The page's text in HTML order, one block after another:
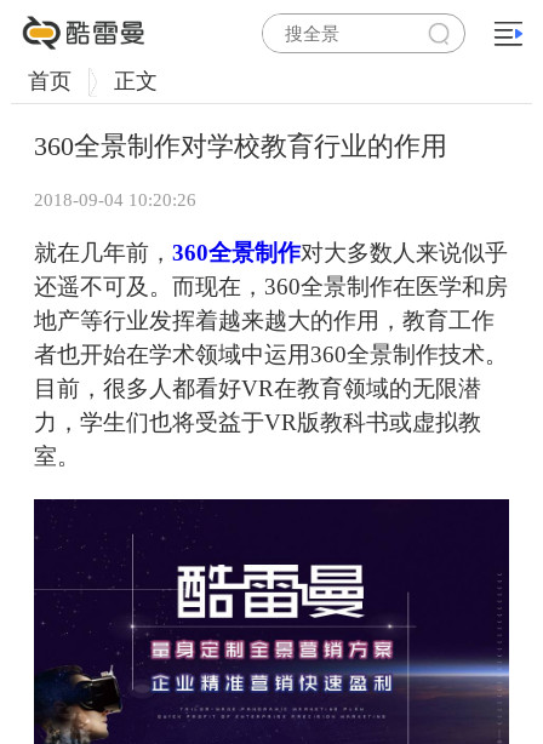
首页 正文
360全景制作对学校教育行业的作用
2018-09-04 10:20:26
就在几年前， 360全景制作对大多数人来说似乎
还遥不可及。而现在，360全景制作在医学和房
地产等行业发挥着越来越大的作用，教育工作
者也开始在学术领域中运用360全景制作技术。
目前，很多人都看好VR在教育领域的无限潜
力，学生们也将受益于VR版教科书或虚拟教
室。